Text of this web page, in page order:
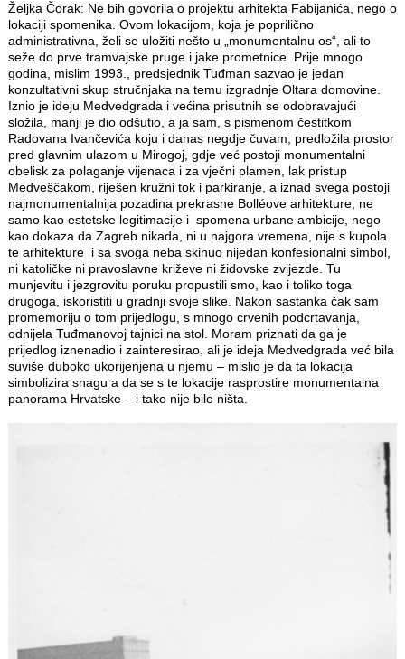
Željka Čorak: Ne bih govorila o projektu arhitekta Fabijanića, nego o
lokaciji spomenika. Ovom lokacijom, koja je poprilično
administrativna, želi se uložiti nešto u „monumentalnu os“, ali to
seže do prve tramvajske pruge i jake prometnice. Prije mnogo
godina, mislim 1993., predsjednik Tuđman sazvao je jedan
konzultativni skup stručnjaka na temu izgradnje Oltara domovine.
Iznio je ideju Medvedgrada i većina prisutnih se odobravajući
složila, manji je dio odšutio, a ja sam, s pismenom čestitkom
Radovana Ivančevića koju i danas negdje čuvam, predložila prostor
pred glavnim ulazom u Mirogoj, gdje već postoji monumentalni
obelisk za polaganje vijenaca i za vječni plamen, lak pristup
Medveščakom, riješen kružni tok i parkiranje, a iznad svega postoji
najmonumentalnija pozadina prekrasne Bolléove arhitekture; ne
samo kao estetske legitimacije i spomena urbane ambicije, nego
kao dokaza da Zagreb nikada, ni u najgora vremena, nije s kupola
te arhitekture i sa svoga neba skinuo nijedan konfesionalni simbol,
ni katoličke ni pravoslavne križeve ni židovske zvijezde. Tu
munjevitu i jezgrovitu poruku propustili smo, kao i toliko toga
drugoga, iskoristiti u gradnji svoje slike. Nakon sastanka čak sam
promemoriju o tom prijedlogu, s mnogo crvenih podcrtavanja,
odnijela Tuđmanovoj tajnici na stol. Moram priznati da ga je
prijedlog iznenadio i zainteresirao, ali je ideja Medvedgrada već bila
suviše duboko ukorijenjena u njemu – mislio je da ta lokacija
simbolizira snagu a da se s te lokacije rasprostire monumentalna
panorama Hrvatske – i tako nije bilo ništa.